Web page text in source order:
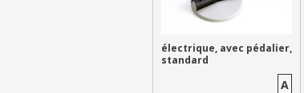
électrique, avec pédalier,
standard
A